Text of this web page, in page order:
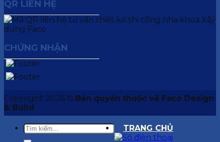
QR LIÊN HỆ
CHỨNG NHẬN
Copyright 2026 © Bản quyền thuộc về Faco Design
& Build
TRANG CHỦ